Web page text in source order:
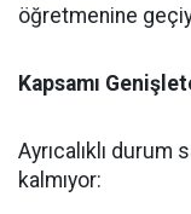
öğretmenine
Kapsamı
Ayrıcalıklı durum
kalmıyor: